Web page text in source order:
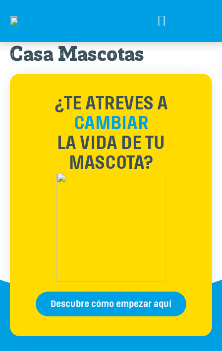
Casa Mascotas
¿TE ATREVES A
CAMBIAR
LA VIDA DE TU
MASCOTA?
Descubre cómo empezar aquí